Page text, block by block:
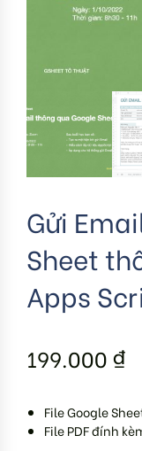
Gửi
Sheet
Apps
199.000 ₫
File Google
File PDF đính